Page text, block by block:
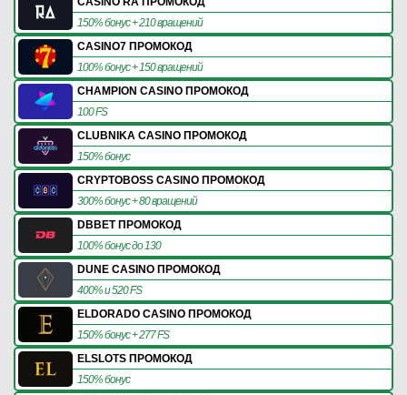
150% бонус + 210 вращений
CASINO7 ПРОМОКОД
100% бонус + 150 вращений
CHAMPION CASINO ПРОМОКОД
100 FS
CLUBNIKA CASINO ПРОМОКОД
150% бонус
CRYPTOBOSS CASINO ПРОМОКОД
300% бонус + 80 вращений
DBBET ПРОМОКОД
100% бонус до 130
DUNE CASINO ПРОМОКОД
400% и 520 FS
ELDORADO CASINO ПРОМОКОД
150% бонус + 277 FS
ELSLOTS ПРОМОКОД
150% бонус